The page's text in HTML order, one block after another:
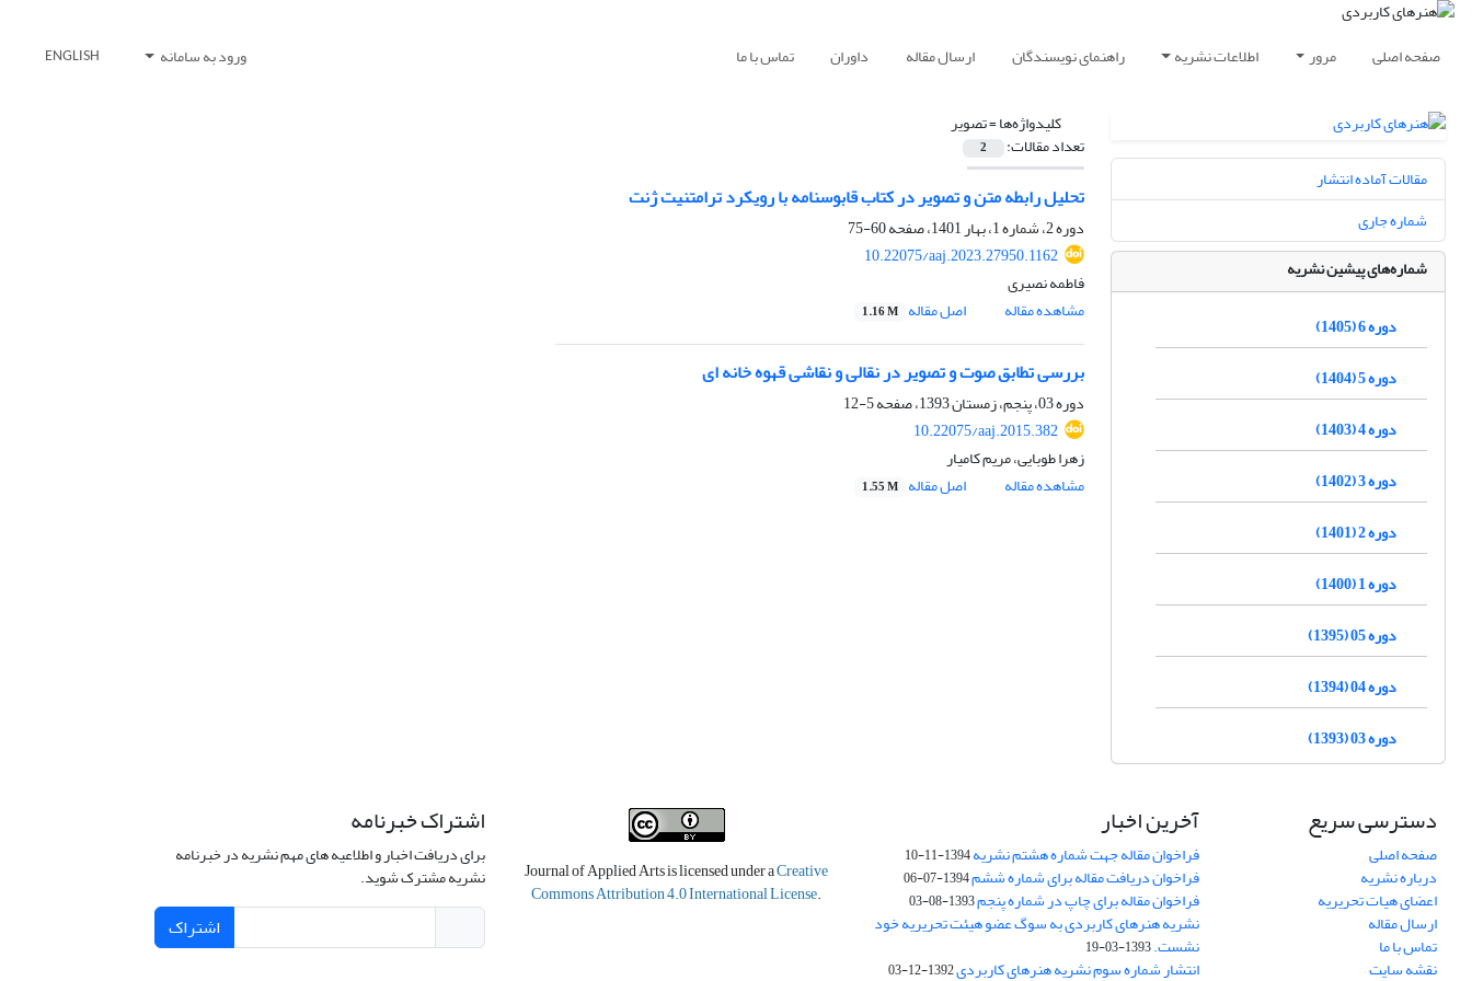
صفحه اصلی مرور اطلاعات نشریه راهنمای نویسندگان ارسال مقاله داوران تماس با ما ورود به سامانه ENGLISH
کلیدواژه‌ها =تصویر
تعداد مقالات: 2
تحلیل رابطه متن و تصویر در کتاب قابوسنامه با رویکرد ترامتنیت ژنت
دوره 2، شماره 1، بهار 1401، صفحه
60-75
10.22075/aaj.2023.27950.1162
فاطمه نصیری
مشاهده مقاله
اصل مقاله 1.16 M
بررسی تطابق صوت و تصویر در نقالی و نقاشی قهوه خانه ای
دوره 03، پنجم، زمستان 1393، صفحه
5-12
10.22075/aaj.2015.382
زهرا طوبایی، مریم کامیار
مشاهده مقاله
اصل مقاله 1.55 M
مقالات آماده انتشار
شماره جاری
شماره‌های پیشین نشریه
دوره 6 (1405)
دوره 5 (1404)
دوره 4 (1403)
دوره 3 (1402)
دوره 2 (1401)
دوره 1 (1400)
دوره 05 (1395)
دوره 04 (1394)
دوره 03 (1393)
دسترسی سریع
صفحه اصلی
درباره نشریه
اعضای هیات تحریریه
ارسال مقاله
تماس با ما
نقشه سایت
آخرین اخبار
فراخوان مقاله جهت شماره هشتم نشریه1394-11-10
فراخوان دریافت مقاله برای شماره ششم1394-07-06
فراخوان مقاله برای چاپ در شماره پنجم1393-08-03
نشریه هنرهای کاربردی به سوگ عضو هیئت تحریریه خود
نشست.1393-03-19
انتشار شماره سوم نشریه هنرهای کاربردی1392-12-03
Journal of Applied Arts is licensed under aCreative
Commons Attribution 4.0 International License.
اشتراک خبرنامه
برای دریافت اخبار و اطلاعیه های مهم نشریه در خبرنامه
نشریه مشترک شوید.
اشتراک